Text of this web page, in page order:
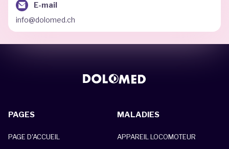
E-mail
info@dolomed.ch
PAGES
PAGE D'ACCUEIL
MALADIES
APPAREIL LOCOMOTEUR